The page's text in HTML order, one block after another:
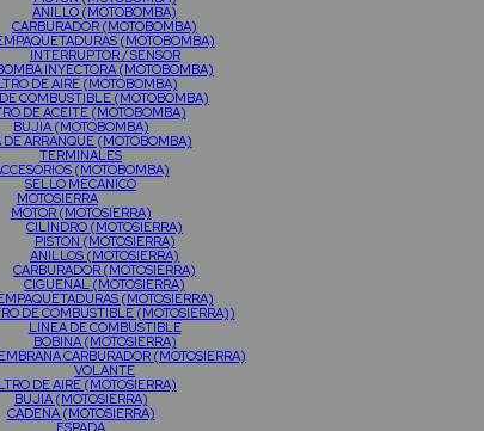
ANILLO (MOTOBOMBA)
CARBURADOR (MOTOBOMBA)
(MOTOBOMBA)
INTERRUPTOR / SENSOR
INYECTORA (MOTOBOMBA)
DE AIRE (MOTOBOMBA)
COMBUSTIBLE (MOTOBOMBA)
DE ACEITE (MOTOBOMBA)
BUJIA (MOTOBOMBA)
DE ARRANQUE (MOTOBOMBA)
TERMINALES
(MOTOBOMBA)
SELLO MECANICO
MOTOSIERRA
MOTOR (MOTOSIERRA)
CILINDRO (MOTOSIERRA)
PISTON (MOTOSIERRA)
ANILLOS (MOTOSIERRA)
CARBURADOR (MOTOSIERRA)
CIGÜEÑAL (MOTOSIERRA)
(MOTOSIERRA)
DE COMBUSTIBLE (MOTOSIERRA))
LINEA DE COMBUSTIBLE
BOBINA (MOTOSIERRA)
CARBURADOR (MOTOSIERRA)
VOLANTE
DE AIRE (MOTOSIERRA)
BUJIA (MOTOSIERRA)
CADENA (MOTOSIERRA)
ESPADA